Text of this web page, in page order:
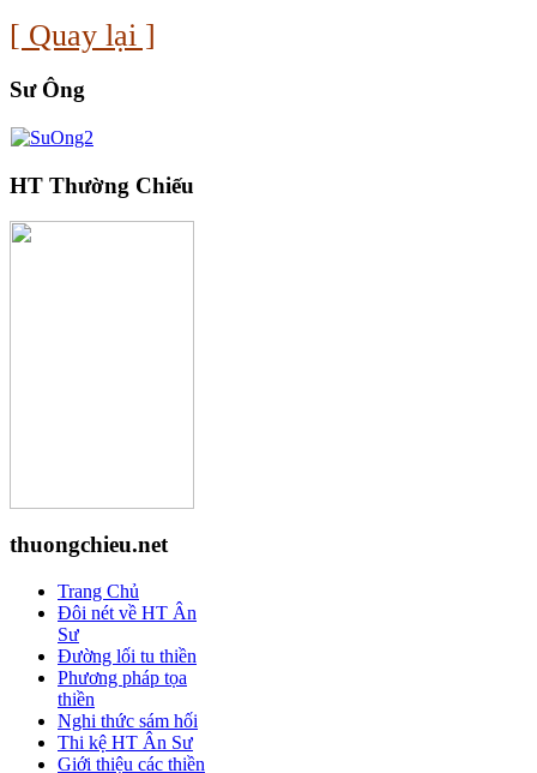
[ Quay lại ]
Sư Ông
HT Thường Chiếu
thuongchieu.net
Trang Chủ
Đôi nét về HT Ân
Sư
Đường lối tu thiền
Phương pháp tọa
thiền
Nghi thức sám hối
Thi kệ HT Ân Sư
Giới thiệu các thiền